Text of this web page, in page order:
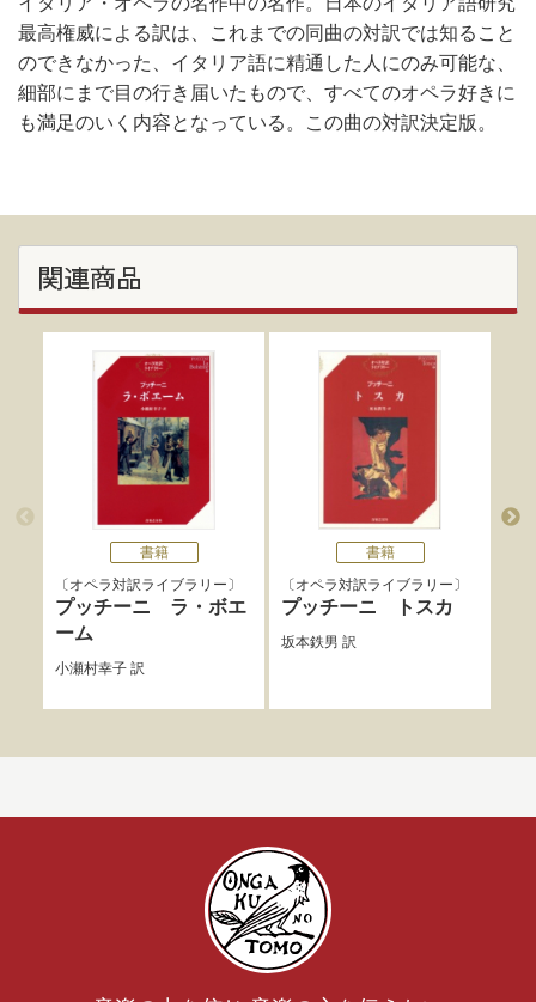
最高権威による訳は、これまでの同曲の対訳では知ること
のできなかった、イタリア語に精通した人にのみ可能な、
細部にまで目の行き届いたもので、すべてのオペラ好きに
も満足のいく内容となっている。この曲の対訳決定版。
関連商品
書籍
オペラ対訳ライブラリー
プッチーニ ラ・ボエ
ーム
小瀬村幸子訳
書籍
オペラ対訳ライブラリー
プッチーニ トスカ
坂本鉄男 訳